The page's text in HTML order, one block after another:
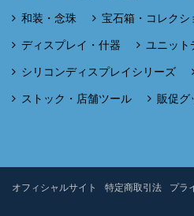
和装・念珠 宝石箱・コレクシ
ディスプレイ・什器 ユニット
シリコンディスプレイシリーズ
ストック・店舗ツール 販促グ
オフィシャルサイト 特定商取引法 プラ